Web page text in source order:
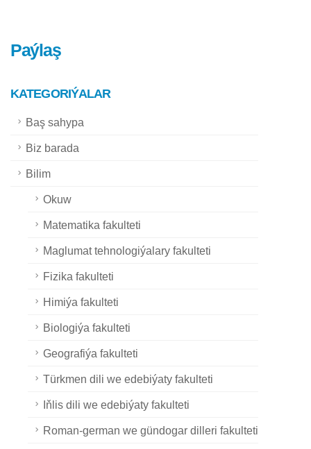
Paýlaş
KATEGORIÝALAR
Baş sahypa
Biz barada
Bilim
Okuw
Matematika fakulteti
Maglumat tehnologiýalary fakulteti
Fizika fakulteti
Himiýa fakulteti
Biologiýa fakulteti
Geografiýa fakulteti
Türkmen dili we edebiýaty fakulteti
Iňlis dili we edebiýaty fakulteti
Roman-german we gündogar dilleri fakulteti